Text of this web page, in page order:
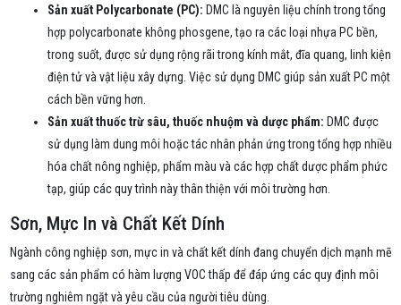
Sản xuất Polycarbonate (PC): DMC là nguyên liệu chính trong tổng
hợp polycarbonate không phosgene, tạo ra các loại nhựa PC bền,
trong suốt, được sử dụng rộng rãi trong kính mắt, đĩa quang, linh kiện
điện tử và vật liệu xây dựng. Việc sử dụng DMC giúp sản xuất PC một
cách bền vững hơn.
Sản xuất thuốc trừ sâu, thuốc nhuộm và dược phẩm: DMC được
sử dụng làm dung môi hoặc tác nhân phản ứng trong tổng hợp nhiều
hóa chất nông nghiệp, phẩm màu và các hợp chất dược phẩm phức
tạp, giúp các quy trình này thân thiện với môi trường hơn.
Sơn, Mực In và Chất Kết Dính
Ngành công nghiệp sơn, mực in và chất kết dính đang chuyển dịch mạnh mẽ
sang các sản phẩm có hàm lượng VOC thấp để đáp ứng các quy định môi
trường nghiêm ngặt và yêu cầu của người tiêu dùng.